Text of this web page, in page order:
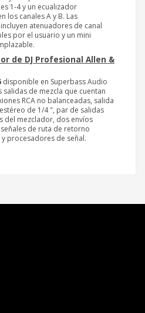
1-4 y un ecualizador
los canales A y B. Las
atenuadores de canal
por el usuario y un mini
de DJ Profesional Allen &
disponible en Superbass Audio
de mezcla que cuentan
RCA no balanceadas, salida
de 1/4 ", par de salidas
del mezclador, dos envíos
de ruta de retorno
procesadores de señal.
nylon e interior de terciopelo
plana y base con varios
de agarre fácil para
de mano, transporte para
para uso como bandolera.